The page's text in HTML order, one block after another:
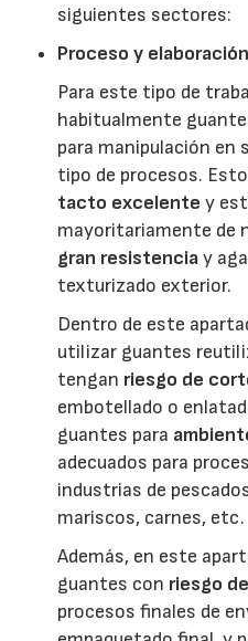
siguientes sectores:
Proceso y
Para este tipo de
habitualmente
para manipulación en
tipo de procesos.
tacto excelente y
mayoritariamente de
gran resistenciay
texturizado exterior.
Dentro de este
utilizar guantes
tengan riesgo de
embotellado o
guantes para
adecuados para
industrias de
mariscos, carnes, etc.
Además, en este
guantes con riesgo
procesos finales de